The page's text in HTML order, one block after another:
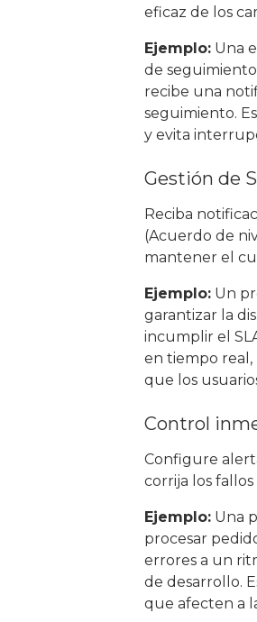
eficaz de los
Ejemplo: Una
de
recibe una
seguimiento.
y evita
Gestión de
Reciba
(Acuerdo de
mantener el
Ejemplo: Un
garantizar la
incumplir el
en tiempo
que los
Control
Configure
corrija los
Ejemplo: Una
procesar
errores a un
de desarrollo.
que afecten a